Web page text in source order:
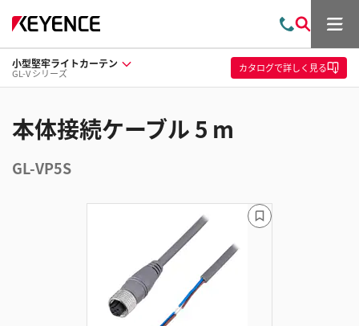
問
い
合
わ
索
メ
ュ
ー
小型堅牢ライトカーテン
GL-V シリーズ カタログで詳しく見る
本体接続ケーブル 5 m
GL-VP5S
ブ
ッ